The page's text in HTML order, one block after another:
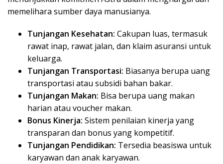
memelihara sumber daya manusianya.
Tunjangan Kesehatan: Cakupan luas, termasuk
rawat inap, rawat jalan, dan klaim asuransi untuk
keluarga.
Tunjangan Transportasi: Biasanya berupa uang
transportasi atau subsidi bahan bakar.
Tunjangan Makan: Bisa berupa uang makan
harian atau voucher makan.
Bonus Kinerja: Sistem penilaian kinerja yang
transparan dan bonus yang kompetitif.
Tunjangan Pendidikan: Tersedia beasiswa untuk
karyawan dan anak karyawan.